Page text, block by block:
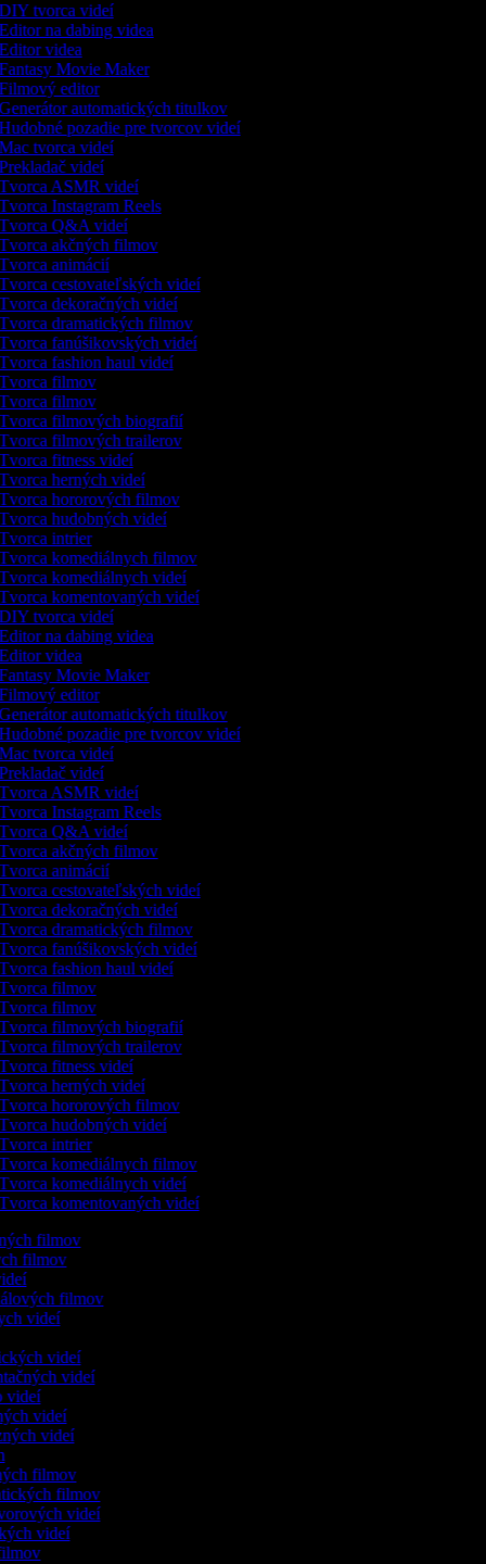
tvorca videí
na dabing videa
videa
Movie Maker
editor
automatických titulkov
pozadie pre tvorcov videí
tvorca videí
videí
ASMR videí
Instagram Reels
Q&A videí
akčných filmov
animácií
cestovateľských videí
dekoračných videí
dramatických filmov
fanúšikovských videí
fashion haul videí
filmov
filmov
filmových biografií
filmových trailerov
fitness videí
herných videí
hororových filmov
hudobných videí
intrier
komediálnych filmov
komediálnych videí
komentovaných videí
tvorca videí
na dabing videa
videa
Movie Maker
editor
automatických titulkov
pozadie pre tvorcov videí
tvorca videí
videí
ASMR videí
Instagram Reels
Q&A videí
akčných filmov
animácií
cestovateľských videí
dekoračných videí
dramatických filmov
fanúšikovských videí
fashion haul videí
filmov
filmov
filmových biografií
filmových trailerov
fitness videí
herných videí
hororových filmov
hudobných videí
intrier
komediálnych filmov
komediálnych videí
komentovaných videí
filmov
filmov
filmov
videí
videí
videí
videí
videí
videí
filmov
filmov
videí
videí